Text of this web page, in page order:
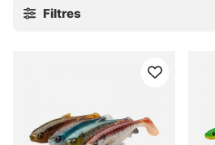
Filtres